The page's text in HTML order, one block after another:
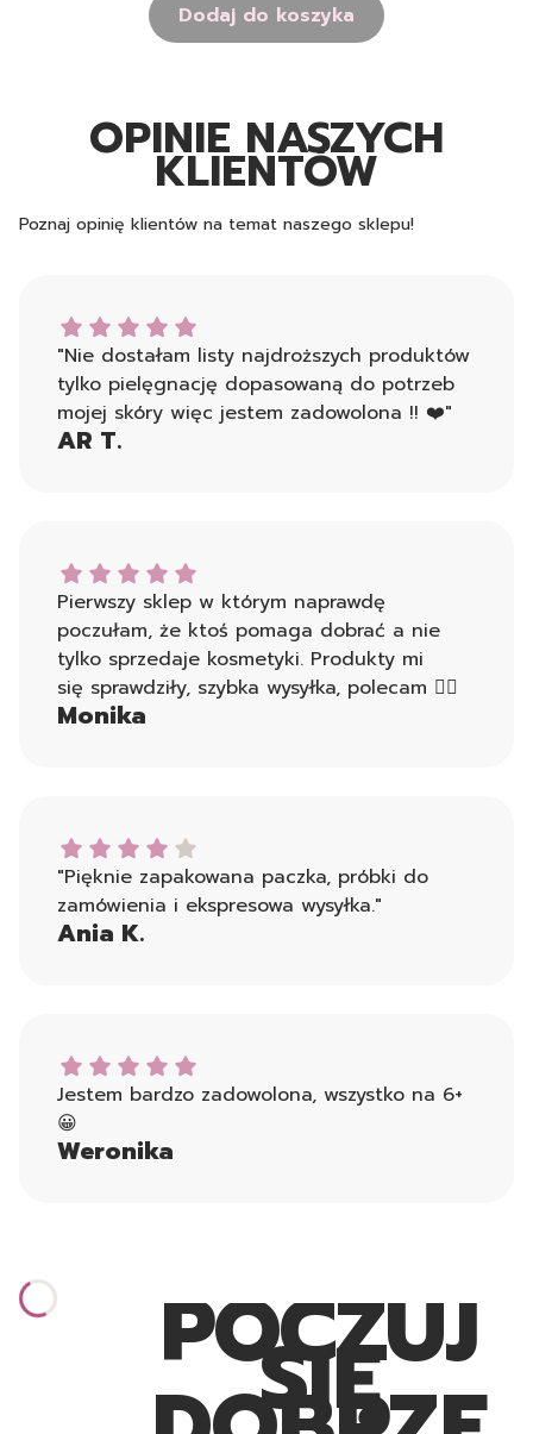
Dodaj do koszyka
OPINIE NASZYCH
KLIENTÓW
Poznaj opinię klientów na temat naszego sklepu!
AR T. dał ocenę: 5
"Nie dostałam listy najdroższych produktów
tylko pielęgnację dopasowaną do potrzeb
mojej skóry więc jestem zadowolona !! ❤️"
AR T.
Monika dał ocenę: 5
Pierwszy sklep w którym naprawdę
poczułam, że ktoś pomaga dobrać a nie
tylko sprzedaje kosmetyki. Produkty mi
się sprawdziły, szybka wysyłka, polecam 👍🏻
Monika
Ania K. dał ocenę: 4
"Pięknie zapakowana paczka, próbki do
zamówienia i ekspresowa wysyłka."
Ania K.
Weronika dał ocenę: 5
Jestem bardzo zadowolona, wszystko na 6+
😀
Weronika
POCZUJ
SIĘ